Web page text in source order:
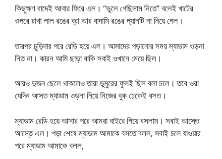
কিছুক্ষণ বাদেই আবার ফিরে এল। “ভুলে গেছিলাম নিতে” বলেই খাটের
ওপরে রাখা লাল রঙের ব্রা আর বাদামি রঙের প্যানটি না নিয়ে গেল।
তারপর চুড়িদার পরে রেডি হয়ে এল। আমাদের পড়ানোর সময় ম্যাডাম ওড়না
নিত না। কারন আমি ছাড়া বাকি সবাই ওখানে মেয়ে ছিল।
আরও দুজন ছেলে থাকলেও তারা ডুমুরের ফুলই ছিল বলা চলে। তবে ওরা
যেদিন আসত ম্যাডাম ওড়না নিয়ে নিজের বুক ঢেকেই বসত।
ম্যাডাম রেডি হয়ে আসার পরে আমরা বাইরে গিয়ে বসলাম। সবাই আস্তে
আস্তে এল। পড়া শেষে ম্যাডাম আমাকে বসতে বলল, সবাই চলে যাওয়ার
পরে ম্যাডাম আমাকে বলল,